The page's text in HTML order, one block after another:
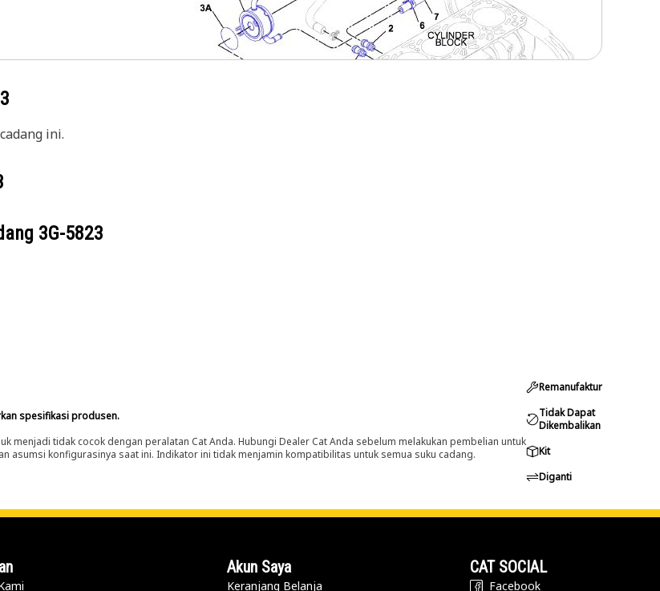
ini.
3G-5823
spesifikasi produsen.
tidak cocok dengan peralatan Cat Anda. Hubungi Dealer Cat Anda sebelum melakukan pembelian untuk
asumsi konfigurasinya saat ini. Indikator ini tidak menjamin kompatibilitas untuk semua suku cadang.
Remanufaktur
Tidak Dapat
Dikembalikan
Kit
Diganti
Akun Saya
Keranjang Belanja
CAT SOCIAL
Facebook